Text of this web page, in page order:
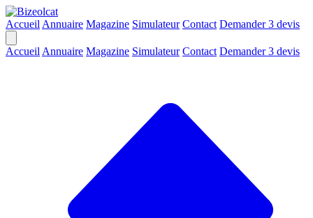
Accueil Annuaire Magazine Simulateur Contact Demander 3 devis
Accueil Annuaire Magazine Simulateur Contact Demander 3 devis